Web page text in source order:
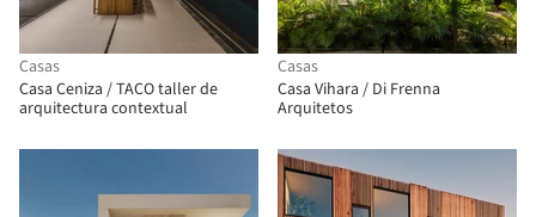
Casas
Casa Ceniza / TACO taller de
arquitectura contextual
Casas
Casa Vihara / Di Frenna
Arquitetos